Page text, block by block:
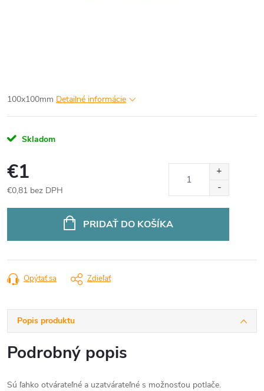
100x100mm Detailné informácie
Skladom
€1
€0,81 bez DPH
PRIDAŤ DO KOŠÍKA
Opýtať sa Zdieľať
Popis produktu
Podrobný popis
Sú ľahko otvárateľné a uzatvárateľné s možnosťou potlače.